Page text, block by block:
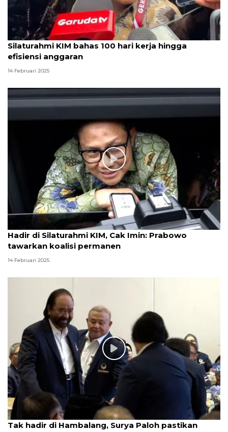
Silaturahmi KIM bahas 100 hari kerja hingga
efisiensi anggaran
14 Februari 2025
Hadir di Silaturahmi KIM, Cak Imin: Prabowo
tawarkan koalisi permanen
14 Februari 2025
Tak hadir di Hambalang, Surya Paloh pastikan